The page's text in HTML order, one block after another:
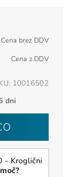
Cena brez DDV
Cena z DDV
10016502
dni
- Kroglični